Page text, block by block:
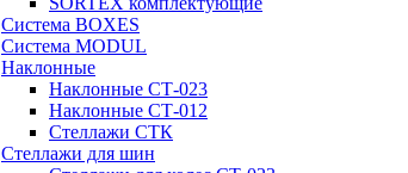
Система BOXES
Система MODUL
Наклонные
Наклонные СТ-023
Наклонные СТ-012
Стеллажи СТК
Стеллажи для шин